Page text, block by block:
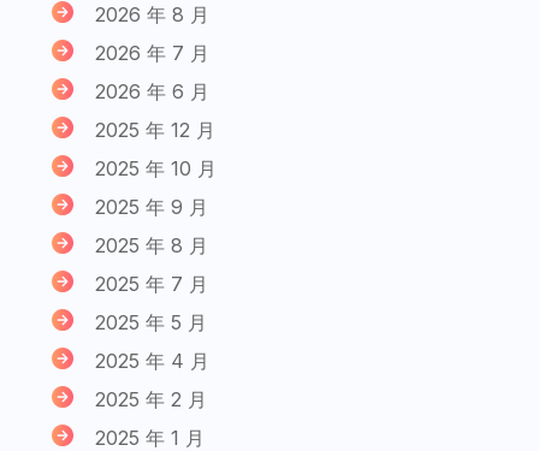
2026 年 8 月
2026 年 7 月
2026 年 6 月
2025 年 12 月
2025 年 10 月
2025 年 9 月
2025 年 8 月
2025 年 7 月
2025 年 5 月
2025 年 4 月
2025 年 2 月
2025 年 1 月